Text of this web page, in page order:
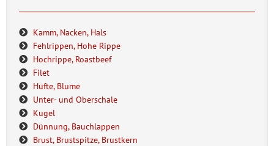
Kamm, Nacken, Hals
Fehlrippen, Hohe Rippe
Hochrippe, Roastbeef
Filet
Hüfte, Blume
Unter- und Oberschale
Kugel
Dünnung, Bauchlappen
Brust, Brustspitze, Brustkern